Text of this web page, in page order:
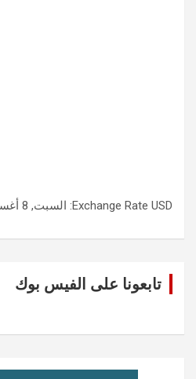
Exchange Rate USD : السبت, 8 أغسطس.
تابعونا على الفيس بوك